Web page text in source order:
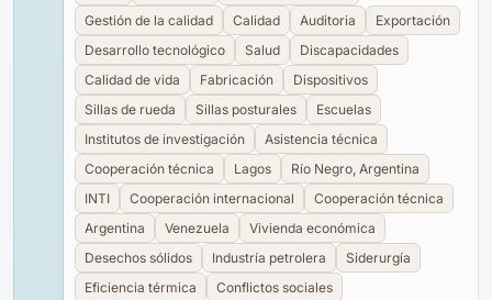
Gestión de la calidad
Calidad Auditoria
Exportación
Desarrollo tecnológico
Salud
Discapacidades
Calidad de vida
Fabricación
Dispositivos
Sillas de rueda
Sillas posturales
Escuelas
Institutos de investigación
Asistencia técnica
Cooperación técnica
Lagos
Río Negro, Argentina
INTI
Cooperación internacional
Cooperación técnica
Argentina
Venezuela
Vivienda económica
Desechos sólidos
Industría petrolera
Siderurgía
Eficiencia térmica
Conflictos sociales